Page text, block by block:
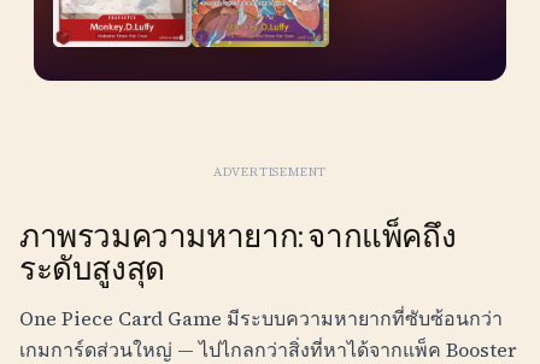
ADVERTISEMENT
ภาพรวมความหายาก: จากแพ็คถึง
ระดับสูงสุด
One Piece Card Game มีระบบความหายากที่ซับซ้อนกว่า
เกมการ์ดส่วนใหญ่ — ไปไกลกว่าสิ่งที่หาได้จากแพ็ค Booster